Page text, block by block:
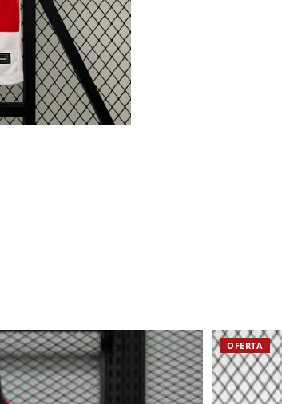
OFERTA